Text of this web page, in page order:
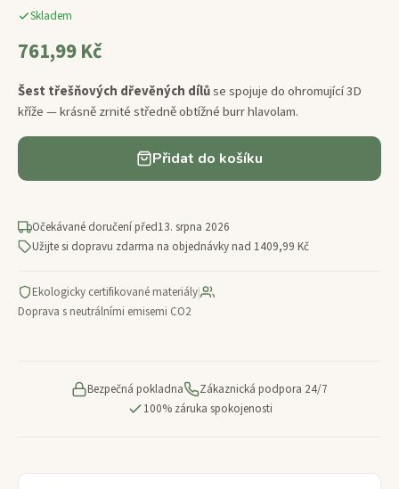
Skladem
761,99 Kč
Šest třešňových dřevěných dílůse spojuje do ohromující 3D
kříže — krásně zrnité středně obtížné burr hlavolam.
Přidat do košíku
Očekávané doručení před13. srpna 2026
Užijte si dopravu zdarma na objednávky nad 1409,99 Kč
Ekologicky certifikované materiály|
Doprava s neutrálními emisemi CO2
Bezpečná pokladna
Zákaznická podpora 24/7
100% záruka spokojenosti